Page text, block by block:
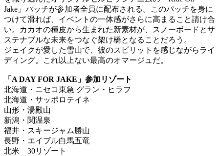
Jake」パッチが参加者全員に配布される。このパッチを身に
つけて滑れば、イベントの一体感がさらに高まること請け合
い。カカオの種皮から生まれた新素材が、スノーボードとサ
ステナブルな未来をつなぐ架け橋となることだろう。
ジェイクが愛した雪山で、彼のスピリットを感じながらライ
ディング。これ以上ない最高のオマージュだ。
「A DAY FOR JAKE」参加リゾート
北海道・ニセコ東急 グラン・ヒラフ
北海道・サッポロテイネ
山形・湯殿山
新潟・関温泉
福井・スキージャム勝山
長野・エイブル白馬五竜
北米 30リゾート